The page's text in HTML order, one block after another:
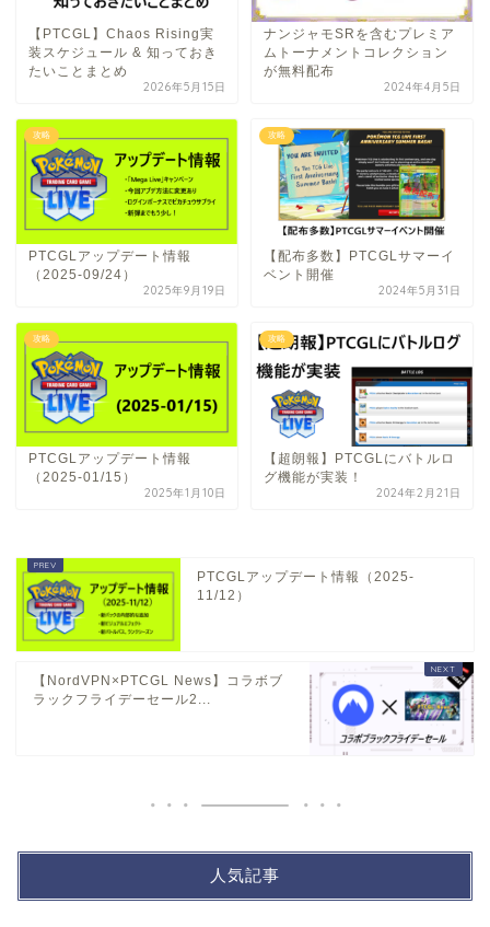
【PTCGL】Chaos Rising実
装スケジュール & 知っておき
たいことまとめ
2026年5月15日
ナンジャモSRを含むプレミア
ムトーナメントコレクション
が無料配布
2024年4月5日
攻略
PTCGLアップデート情報
（2025-09/24）
2025年9月19日
攻略
【配布多数】PTCGLサマーイ
ベント開催
2024年5月31日
攻略
PTCGLアップデート情報
（2025-01/15）
2025年1月10日
攻略
【超朗報】PTCGLにバトルロ
グ機能が実装！
2024年2月21日
PTCGLアップデート情報（2025-
11/12）
【NordVPN×PTCGL News】コラボブ
ラックフライデーセール2...
人気記事